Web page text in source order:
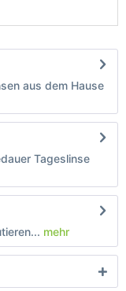
aus dem Hause
Tageslinse
mehr